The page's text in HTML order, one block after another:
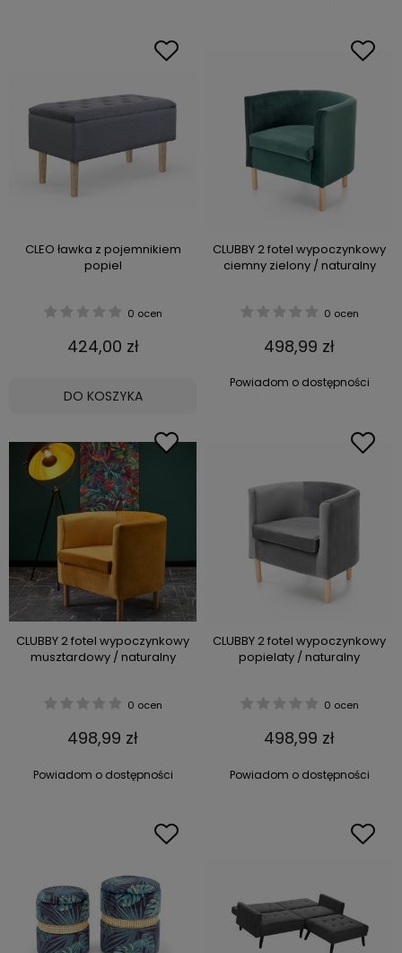
CLEO ławka z pojemnikiem
popiel
0 ocen
424,00 zł
DO KOSZYKA
CLUBBY 2 fotel wypoczynkowy
ciemny zielony / naturalny
0 ocen
498,99 zł
Powiadom o dostępności
CLUBBY 2 fotel wypoczynkowy
musztardowy / naturalny
0 ocen
498,99 zł
Powiadom o dostępności
CLUBBY 2 fotel wypoczynkowy
popielaty / naturalny
0 ocen
498,99 zł
Powiadom o dostępności